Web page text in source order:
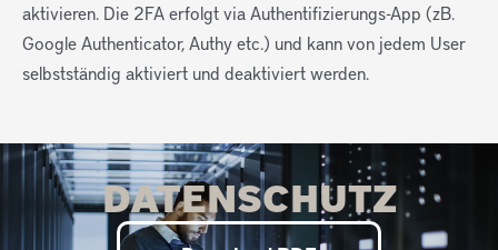
aktivieren. Die 2FA erfolgt via Authentifizierungs-App (zB.
Google Authenticator, Authy etc.) und kann von jedem User
selbstständig aktiviert und deaktiviert werden.
DATENSCHUTZ